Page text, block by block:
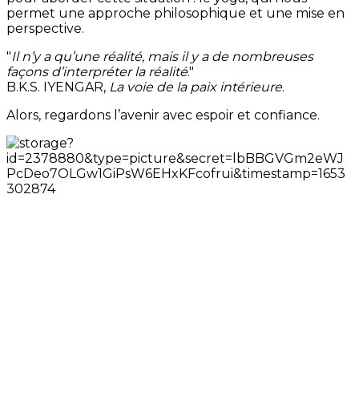
permet une approche philosophique et une mise en
perspective.
"Il n’y a qu’une réalité, mais il y a de nombreuses
façons d’interpréter la réalité."
B.K.S. IYENGAR, La voie de la paix intérieure.
Alors, regardons l’avenir avec espoir et confiance.